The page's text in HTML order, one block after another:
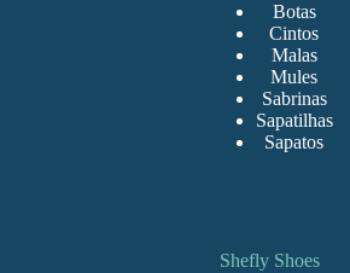
Botas
Cintos
Malas
Mules
Sabrinas
Sapatilhas
Sapatos
Shefly Shoes